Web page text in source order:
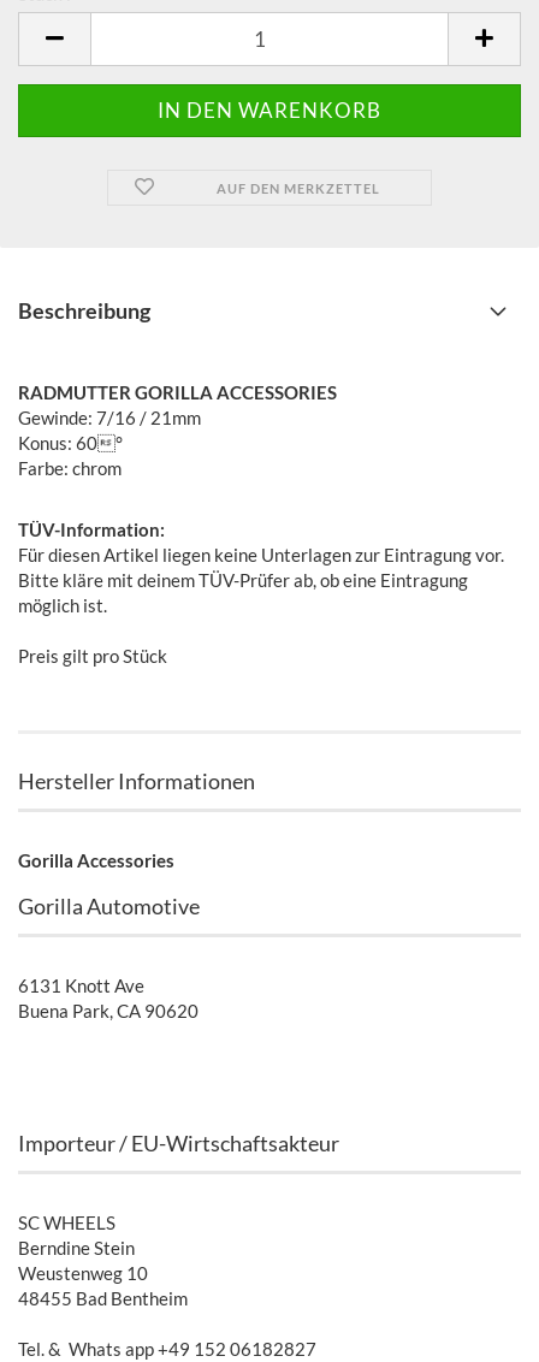
AUF DEN MERKZETTEL
Beschreibung
RADMUTTER GORILLA ACCESSORIES
Gewinde: 7/16 / 21mm
Konus: 60°
Farbe: chrom
TÜV-Information:
Für diesen Artikel liegen keine Unterlagen zur Eintragung vor.
Bitte kläre mit deinem TÜV-Prüfer ab, ob eine Eintragung
möglich ist.
Preis gilt pro Stück
Hersteller Informationen
Gorilla Accessories
Gorilla Automotive
6131 Knott Ave
Buena Park, CA 90620
Importeur / EU-Wirtschaftsakteur
SC WHEELS
Berndine Stein
Weustenweg 10
48455 Bad Bentheim
Tel. & Whats app +49 152 06182827